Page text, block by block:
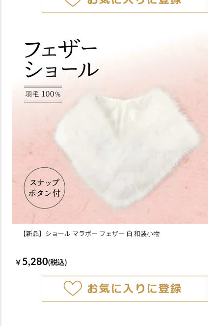
【新品】ショール マラボー フェザー 白 和装小物
￥ 5,280(税込)